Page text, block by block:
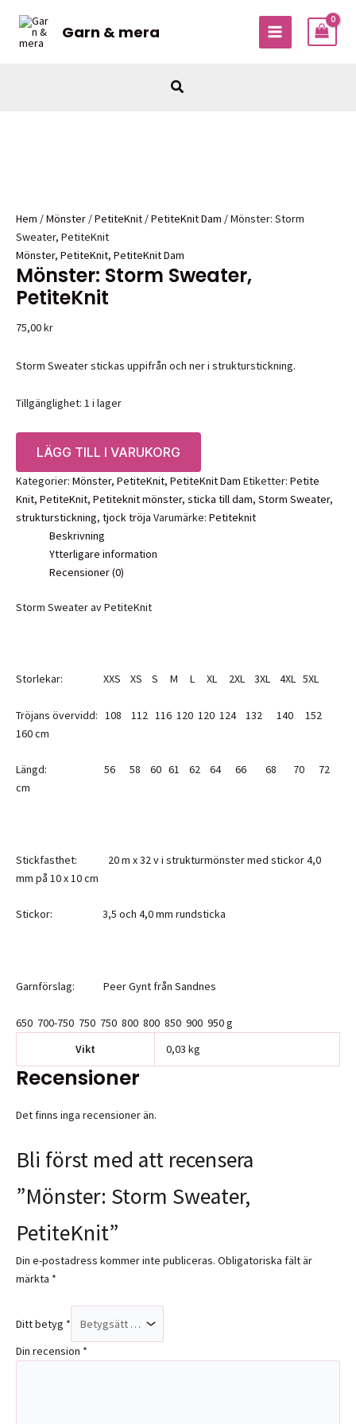
innehåll
Garn & mera
MAIN
Sök
Hem /Mönster /PetiteKnit /PetiteKnit Dam / Mönster: Storm
Sweater, PetiteKnit
Mönster, PetiteKnit, PetiteKnit Dam
Mönster: Storm Sweater,
PetiteKnit
75,00kr
Storm Sweater stickas uppifrån och ner i strukturstickning.
Tillgänglighet: 1 i lager
Storm
Sweater,
PetiteKnit
mängd
LÄGG TILL I VARUKORG
Kategorier: Mönster, PetiteKnit, PetiteKnit Dam Etiketter: Petite
Knit, PetiteKnit, Petiteknit mönster, sticka till dam, Storm Sweater,
strukturstickning, tjock tröja Varumärke: Petiteknit
Beskrivning
Ytterligare information
Recensioner (0)
Storm Sweater av PetiteKnit
Storlekar: XXS XS S M L XL 2XL 3XL 4XL 5XL
Tröjans övervidd: 108 112 116 120 120 124 132 140 152
160 cm
Längd: 56 58 60 61 62 64 66 68 70 72
cm
Stickfasthet: 20 m x 32 v i strukturmönster med stickor 4,0
mm på 10 x 10 cm
Stickor: 3,5 och 4,0 mm rundsticka
Garnförslag: Peer Gynt från Sandnes
650 700-750 750 750 800 800 850 900 950 g
Vikt
0,03 kg
Recensioner
Det finns inga recensioner än.
Bli först med att recensera
”Mönster: Storm Sweater,
PetiteKnit”
Din e-postadress kommer inte publiceras. Obligatoriska fält är
märkta *
Ditt betyg *
Din recension *